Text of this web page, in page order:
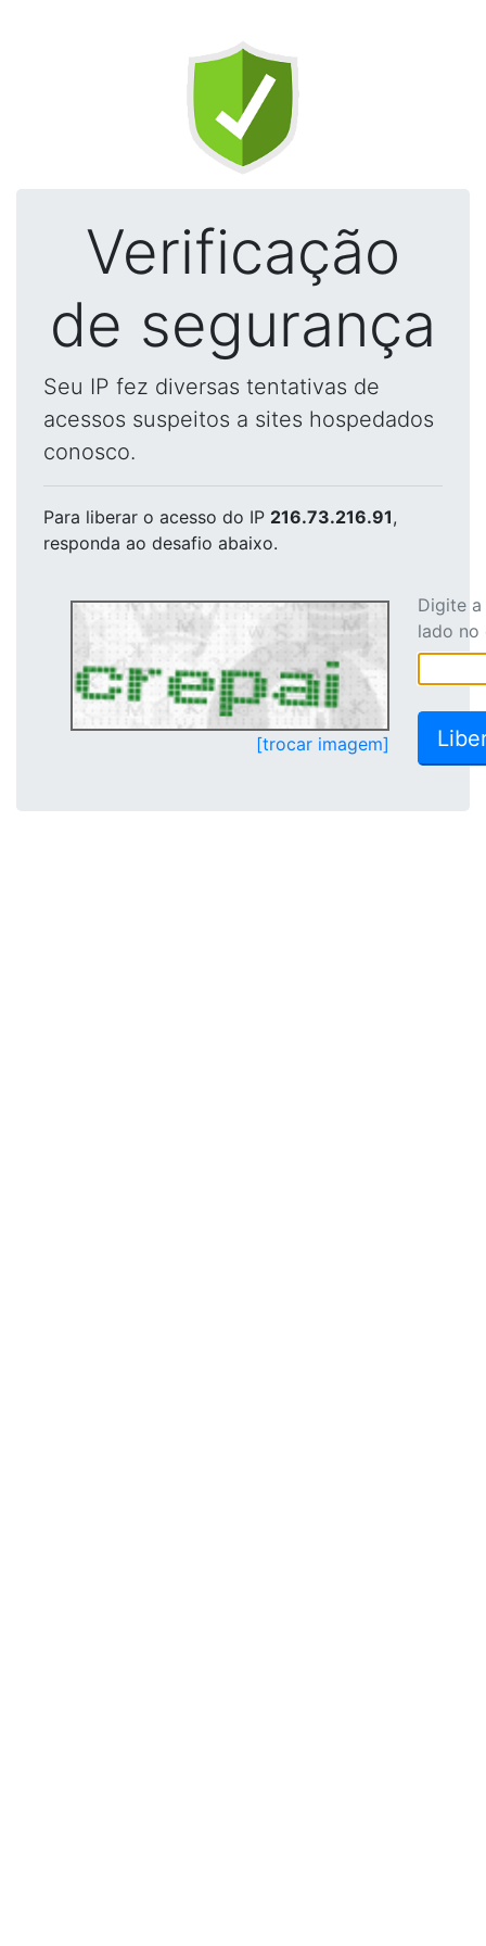
Verificação
de segurança
Seu IP fez diversas tentativas de
acessos suspeitos a sites hospedados
conosco.
Para liberar o acesso do IP 216.73.216.91,
responda ao desafio abaixo.
[trocar imagem]
Digite
lado no